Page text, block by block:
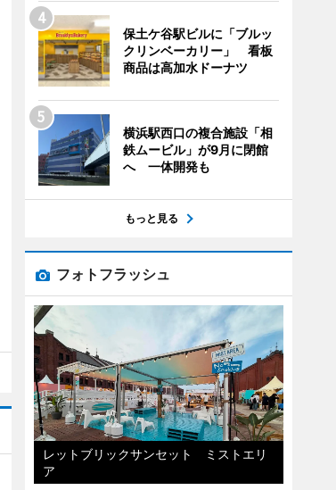
保土ケ谷駅ビルに「ブルッ
クリンベーカリー」 看板
商品は高加水ドーナツ
横浜駅西口の複合施設「相
鉄ムービル」が9月に閉館
へ 一体開発も
もっと見る
フォトフラッシュ
レットブリックサンセット ミストエリ
ア